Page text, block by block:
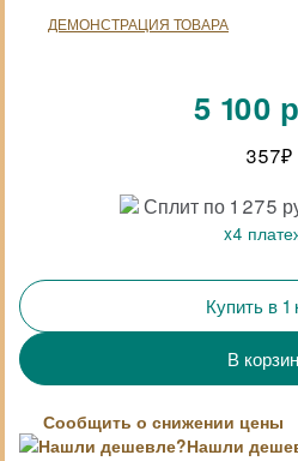
ДЕМОНСТРАЦИЯ ТОВАРА
5 100
357₽
Сплит по 1 275
x4
Купить в 1
Сообщить о снижении цены
Нашли